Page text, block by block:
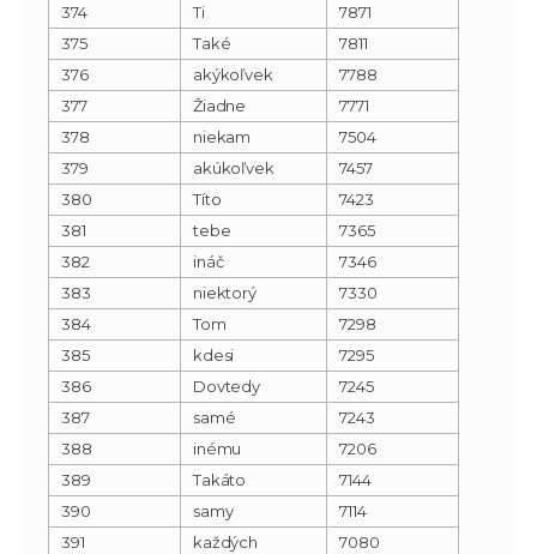
374
Ti
7871
375
Také
7811
376
akýkoľvek
7788
377
Žiadne
7771
378
niekam
7504
379
akúkoľvek
7457
380
Títo
7423
381
tebe
7365
382
ináč
7346
383
niektorý
7330
384
Tom
7298
385
kdesi
7295
386
Dovtedy
7245
387
samé
7243
388
inému
7206
389
Takáto
7144
390
samy
7114
391
každých
7080